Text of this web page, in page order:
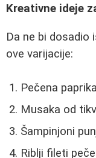
Kreativne ideje
Da ne bi dosadio
ove varijacije:
Pečena
Musaka od
Šampinjoni
Riblji fileti